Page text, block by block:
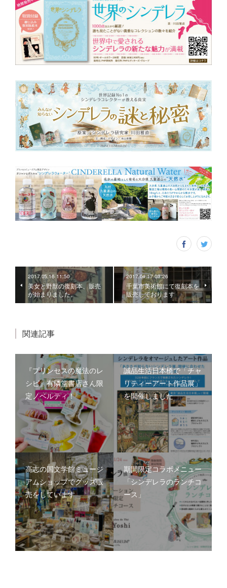
2017.05.16 11:50
美女と野獣の復刻本、販売
が始まりました。
2017.04.17 03:26
千葉市美術館にて復刻本を
販売しております
関連記事
『プリンセスの魔法のレ
シピ』有隣堂書店さん限
定ノベルティ！
誠品生活日本橋で「チャ
リティーアート作品展」
を開催しました
高志の国文学館ミュージ
アムショップでグッズ販
売をしています
期間限定コラボメニュー
「シンデレラのランチコ
ース」